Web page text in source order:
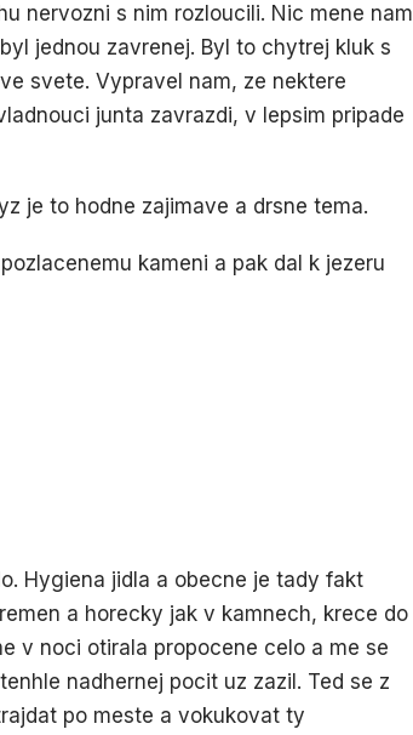
nervozni s nim rozloucili. Nic mene nam
jednou zavrenej. Byl to chytrej kluk s
svete. Vypravel nam, ze nektere
junta zavrazdi, v lepsim pripade
je to hodne zajimave a drsne tema.
kameni a pak dal k jezeru
Hygiena jidla a obecne je tady fakt
a horecky jak v kamnech, krece do
v noci otirala propocene celo a me se
nadhernej pocit uz zazil. Ted se z
po meste a vokukovat ty